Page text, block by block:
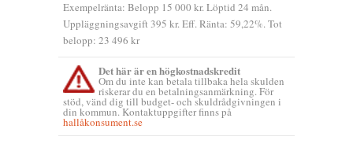
Exempelränta: Belopp 15 000 kr. Löptid 24 mån.
Uppläggningsavgift 395 kr. Eff. Ränta: 59,22%. Tot
belopp: 23 496 kr
Det här är en högkostnadskredit
Om du inte kan betala tillbaka hela skulden
riskerar du en betalningsanmärkning. För
stöd, vänd dig till budget- och skuldrådgivningen i
din kommun. Kontaktuppgifter finns på
hallåkonsument.se